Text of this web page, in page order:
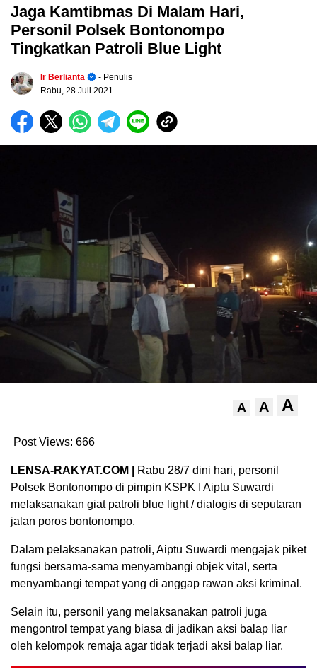
Jaga Kamtibmas Di Malam Hari,
Personil Polsek Bontonompo
Tingkatkan Patroli Blue Light
Ir Berlianta
- Penulis
Rabu, 28 Juli 2021
A A A
Post Views: 666
LENSA-RAKYAT.COM |
Rabu 28/7 dini hari, personil
Polsek Bontonompo di pimpin KSPK I Aiptu Suwardi
melaksanakan giat patroli blue light / dialogis di seputaran
jalan poros bontonompo.
Dalam pelaksanakan patroli, Aiptu Suwardi mengajak piket
fungsi bersama-sama menyambangi objek vital, serta
menyambangi tempat yang di anggap rawan aksi kriminal.
Selain itu, personil yang melaksanakan patroli juga
mengontrol tempat yang biasa di jadikan aksi balap liar
oleh kelompok remaja agar tidak terjadi aksi balap liar.